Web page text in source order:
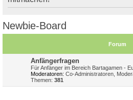
Newbie-Board
Forum
Anfängerfragen
Für Anfänger im Bereich Bartagamen -
Moderatoren: Co-Administratoren
Themen: 381